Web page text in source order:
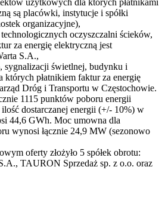
użytkowych dla których płatnikami
są placówki, instytucje i spółki
organizacyjne),
oczyszczalni ścieków,
za energię elektryczną jest
S.A.,
sygnalizacji świetlnej, budynku i
płatnikiem faktur za energię
Dróg i Transportu w Częstochowie.
1115 punktów poboru energii
dostarczanej energii (+/- 10%) w
44,6 GWh. Moc umowna dla
wynosi łącznie 24,9 MW (sezonowo
oferty złożyło 5 spółek obrotu:
TAURON Sprzedaż sp. z o.o. oraz